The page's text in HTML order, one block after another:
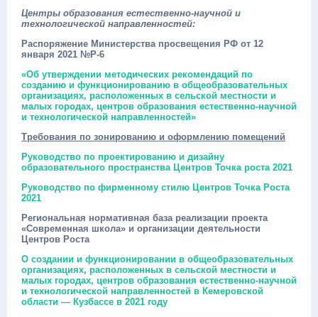
Центры образования естественно-научной и
технологической направленностей:
Распоряжение Министерства просвещения РФ от 12
января 2021 №Р-6
«Об утверждении методических рекомендаций по
созданию и функционированию в общеобразовательных
организациях, расположенных в сельской местности и
малых городах, центров образования естественно-научной
и технологической направленностей»
Требования по зонированию и оформлению помещений
Руководство по проектированию и дизайну
образовательного пространства Центров Точка роста 2021
Руководство по фирменному стилю Центров Точка Роста
2021
Региональная нормативная база реализации проекта
«Современная школа» и организации деятельности
Центров Роста
О создании и функционировании в общеобразовательных
организациях, расположенных в сельской местности и
малых городах, центров образования естественно-научной
и технологической направленностей в Кемеровской
области — Кузбассе в 2021 году